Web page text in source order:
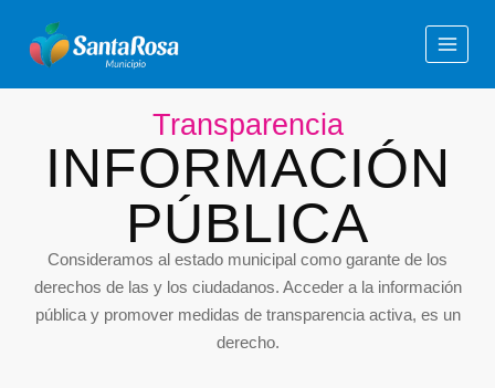
Transparencia
INFORMACIÓN
PÚBLICA
Consideramos al estado municipal como garante de los
derechos de las y los ciudadanos. Acceder a la información
pública y promover medidas de transparencia activa, es un
derecho.